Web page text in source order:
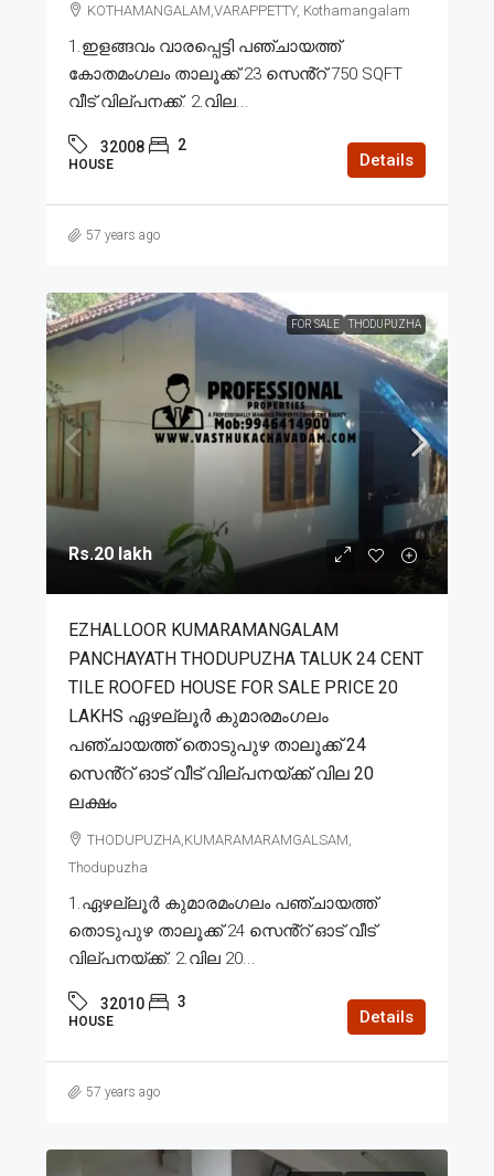
KOTHAMANGALAM,VARAPPETTY, Kothamangalam
1.ഇളങ്ങവം വാരപ്പെട്ടി പഞ്ചായത്ത്
കോതമംഗലം താലൂക്ക് 23 സെൻ്റ് 750 SQFT
വീട് വില്പനക്ക്. 2.വില...
32008 2
HOUSE Details
57 years ago
FOR SALE THODUPUZHA
Rs.20 lakh
EZHALLOOR KUMARAMANGALAM
PANCHAYATH THODUPUZHA TALUK 24 CENT
TILE ROOFED HOUSE FOR SALE PRICE 20
LAKHS ഏഴല്ലൂർ കുമാരമംഗലം
പഞ്ചായത്ത് തൊടുപുഴ താലൂക്ക് 24
സെൻ്റ് ഓട് വീട് വില്പനയ്ക്ക് വില 20
ലക്ഷം
THODUPUZHA,KUMARAMARAMGALSAM,
Thodupuzha
1.ഏഴല്ലൂർ കുമാരമംഗലം പഞ്ചായത്ത്
തൊടുപുഴ താലൂക്ക് 24 സെൻ്റ് ഓട് വീട്
വില്പനയ്ക്ക്. 2.വില 20...
32010 3
HOUSE Details
57 years ago